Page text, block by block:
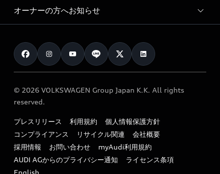
車両比較
カタログ一覧
アウディナビアプリ
サービスプログラム
メンテナンス
車検 / 定期点検
e-tronアフターサポート
myAudi
Audi認定中古車
クオリティ
保証
メンテナンス
ファイナンス
キャンペーン / イベント
買取査定
オーナーの方へお知らせ
お知らせ
オーナー様向けキャンペーン
特定整備適用車一覧
リサイクル法
よくある質問（FAQ）
© 2026 VOLKSWAGEN Group Japan K.K. All rights
reserved.
プレスリリース 利用規約
個人情報保護方針
コンプライアンス
リサイクル関連
会社概要
採用情報
お問い合わせ
myAudi利用規約
AUDI AGからのプライバシー通知
ライセンス条項
English